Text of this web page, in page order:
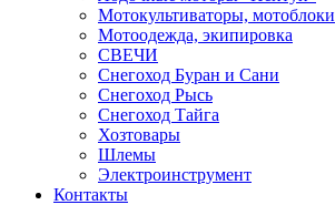
Мотокультиваторы, мотоблоки
Мотоодежда, экипировка
СВЕЧИ
Снегоход Буран и Сани
Снегоход Рысь
Снегоход Тайга
Хозтовары
Шлемы
Электроинструмент
Контакты